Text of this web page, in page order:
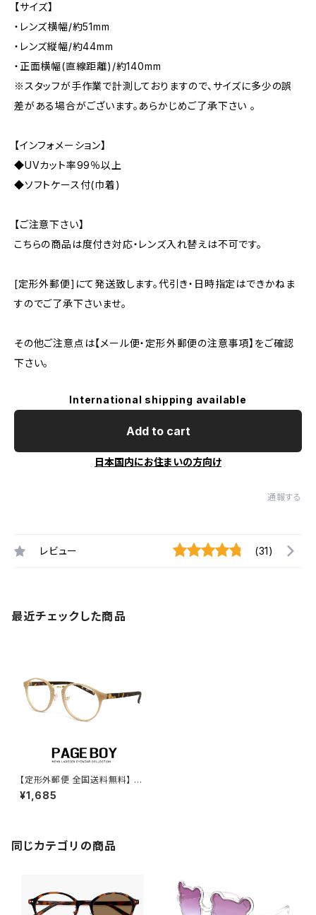
【サイズ】
・レンズ横幅/約51mm
・レンズ縦幅/約44mm
・正面横幅(直線距離)/約140mm
※スタッフが手作業で計測しておりますので、サイズに多少の誤
差がある場合がございます。あらかじめご了承下さい 。
【インフォメーション】
◆UVカット率99％以上
◆ソフトケース付(巾着)
【ご注意下さい】
こちらの商品は度付き対応・レンズ入れ替えは不可です。
[定形外郵便]にて発送致します。代引き・日時指定はできかねま
すのでご了承下さいませ。
その他ご注意点は【メール便・定形外郵便の注意事項】をご確認
下さい。
International shipping available
Add to cart
日本国内にお住まいの方向け
通報する
レビュー (31)
最近チェックした商品
【定形外郵便 全国送料無料】 伊
達メガネ ボストン py6473-2
UVカット クリアサングラス ペー
紫外線対策
¥1,685
同じカテゴリの商品